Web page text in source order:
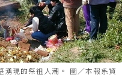
湧現的祭祖人潮。 圖／本報系資